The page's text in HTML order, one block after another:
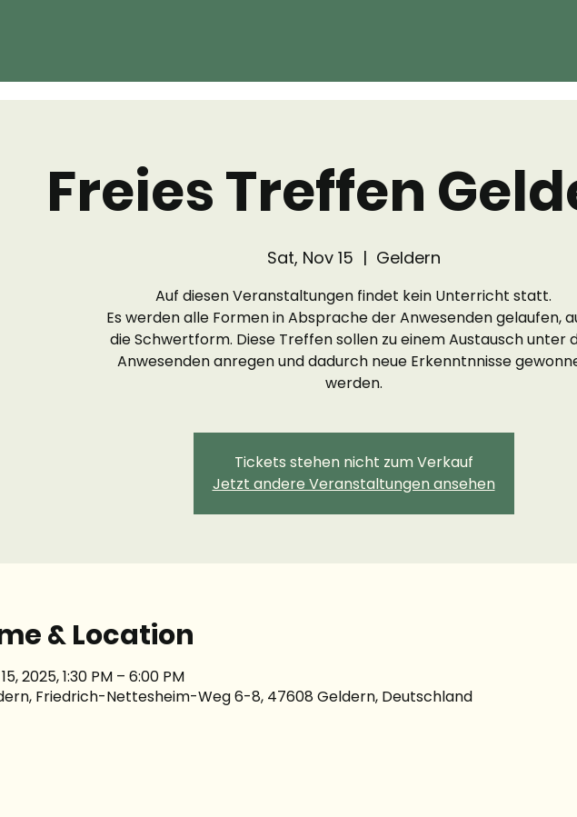
Freies Treffen
Sat, Nov 15
  |
Geldern
Auf diesen Veranstaltungen findet kein Unterricht statt.
Es werden alle Formen in Absprache der Anwesenden gelaufen,
die Schwertform. Diese Treffen sollen zu einem Austausch unter
Anwesenden anregen und dadurch neue Erkenntnnisse
werden.
Tickets stehen nicht zum Verkauf
Jetzt andere Veranstaltungen ansehen
& Location
2025, 1:30 PM – 6:00 PM
Friedrich-Nettesheim-Weg 6-8, 47608 Geldern, Deutschland